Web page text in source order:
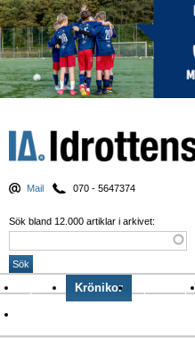
Mail 070 - 5647374
Sök bland 12.000 artiklar i arkivet:
Nyheter Krönikor Sport & spel